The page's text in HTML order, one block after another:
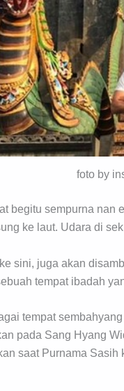
foto by
begitu sempurna nan
ke laut. Udara di
sini, juga akan
tempat ibadah
tempat
pada Sang Hyang
saat Purnama Sasih